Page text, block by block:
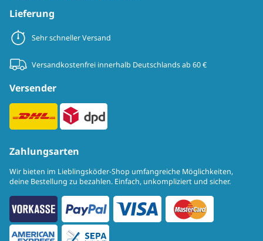
Lieferung
Sehr schneller Versand
Versandkostenfrei innerhalb Deutschlands ab 60 €
Versender
Zahlungsarten
Wir bieten im Lieblingsköder-Shop umfangreiche Möglichkeiten,
deine Bestellung zu bezahlen. Einfach, unkompliziert und sicher.